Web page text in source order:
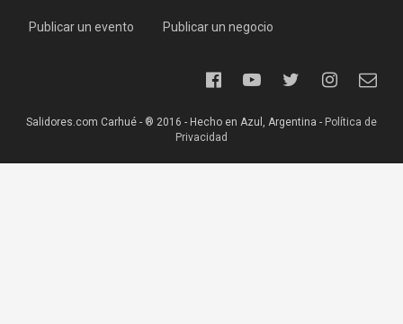
Publicar un evento Publicar un negocio
Salidores.com Carhué - ® 2016 - Hecho en Azul, Argentina - Política de
Privacidad